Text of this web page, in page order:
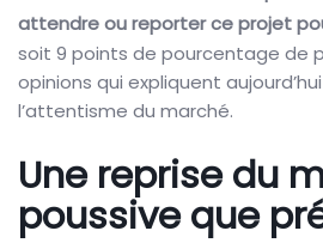
attendre ou reporter ce projet
soit 9 points de pourcentage de
opinions qui expliquent
l’attentisme du marché.
Une reprise du
poussive que